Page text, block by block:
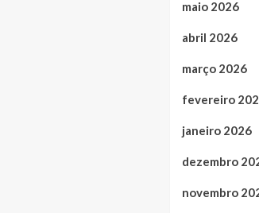
maio 2026
abril 2026
março 2026
fevereiro
janeiro 2026
dezembro
novembro